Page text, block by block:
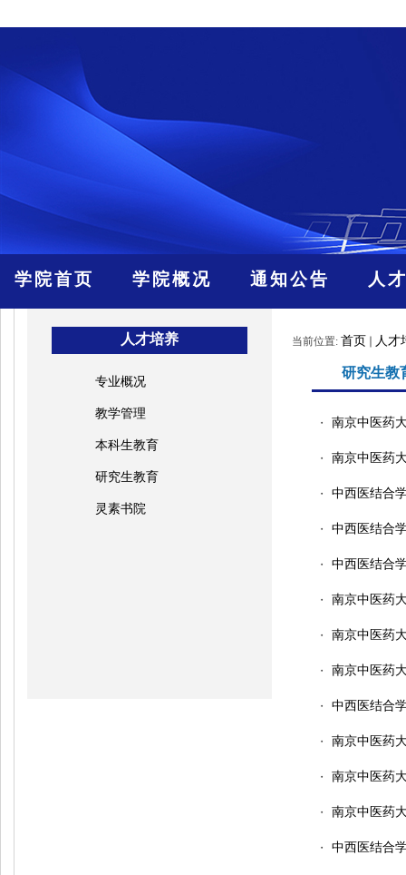
学院首页 学院概况 通知公告 人
人才培养
专业概况
教学管理
本科生教育
研究生教育
灵素书院
当前位置: 首页 人才
研究生教
・ 南京中医药
・ 南京中医药
・ 中西医结合
・ 中西医结合
・ 中西医结合
・ 南京中医药
・ 南京中医药
・ 南京中医药
・ 中西医结合
・ 南京中医药
・ 南京中医药
・ 南京中医药
・ 中西医结合